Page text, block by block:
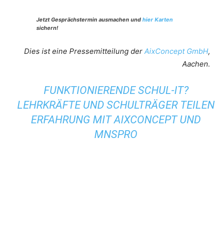
Jetzt Gesprächstermin ausmachen und hier Karten
sichern!
Dies ist eine Pressemitteilung der AixConcept GmbH,
Aachen.
FUNKTIONIERENDE SCHUL-IT?
LEHRKRÄFTE UND SCHULTRÄGER TEILEN
ERFAHRUNG MIT AIXCONCEPT UND
MNSPRO